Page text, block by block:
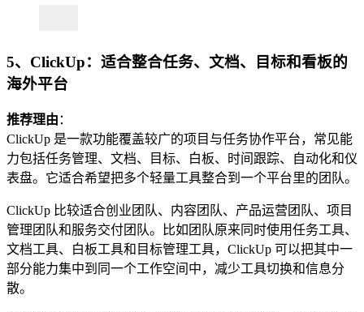
5、ClickUp：适合整合任务、文档、目标和看板的
海外平台
推荐理由 ：
ClickUp 是一款功能覆盖较广的项目与任务协作平台，常见能
力包括任务管理、文档、目标、白板、时间跟踪、自动化和仪
表盘。它适合希望把多个轻量工具整合到一个平台里的团队。
ClickUp 比较适合创业团队、内容团队、产品运营团队、项目
管理团队和服务交付团队。比如团队原来同时使用任务工具、
文档工具、白板工具和目标管理工具，ClickUp 可以把其中一
部分能力集中到同一个工作空间中，减少工具切换和信息分
散。